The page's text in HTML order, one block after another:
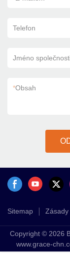
Telefon
Jméno společnosti
*Obsah
Sitemap
Copyright © 2026
www.grace-